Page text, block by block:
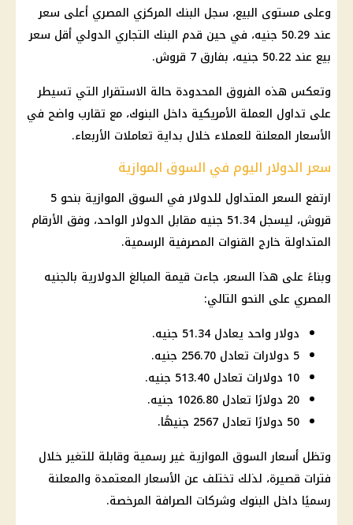
وعلى مستوى البيع، سجل البنك المركزي المصري أعلى سعر
عند 50.29 جنيه، في حين قدم البنك التجاري الدولي أقل سعر
بيع عند 50.22 جنيه، بفارق 7 قروش.
وتعكس هذه الفروق المحدودة حالة الاستقرار التي تسيطر
على تداول العملة الأمريكية داخل البنوك، مع تقارب واضح في
الأسعار المعلنة للعملاء خلال بداية تعاملات الأربعاء.
سعر الدولار اليوم في السوق الموازية
ارتفع السعر المتداول للدولار في السوق الموازية
بنحو 5
قروش، ليسجل 51.34 جنيه مقابل
الدولارالواحد، وفق الأرقام
المتداولة خارج القنوات المصرفية الرسمية.
وبناءً على هذا السعر، جاءت قيمة المبالغ الدولارية بالجنيه
المصري على النحو التالي:
دولار واحد يعادل 51.34 جنيه.
5 دولارات تعادل 256.70 جنيه.
10 دولارات تعادل 513.40 جنيه.
20 دولارًا تعادل 1026.80 جنيه.
50 دولارًا تعادل 2567 جنيهًا.
وتظل أسعارالسوق الموازية غير رسمية وقابلة للتغير خلال
فترات قصيرة، لذلك تختلف عن الأسعار المعتمدة والمعلنة
رسميًا داخل البنوك وشركات الصرافة المرخصة.